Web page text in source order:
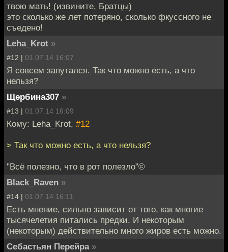
твою мать! (извините, Братцы)
это сколько же лет потеряно, сколько фкуссного не
съедено!
Leha_Krot »
#12 | 01.07.14 16:07
Я совсем запутался. Так что можно есть, а что
нельзя?
Щербина307 »
#13 | 01.07.14 16:09
Кому: Leha_Krot, #12
> Так что можно есть, а что нельзя?
"Всё полезно, что в рот полезло"©
Black_Raven »
#14 | 01.07.14 16:11
Есть мнение, сильно зависит от того, как многие
тысячелетия питались предки. И некоторым
(некоторым) действительно много жиров есть можно.
Себастьян Перейра »